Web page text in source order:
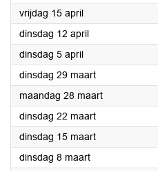
vrijdag 15 april2022
dinsdag 12 april2022
dinsdag 5 april2022
dinsdag 29 maart2022
maandag 28 maart2022
dinsdag 22 maart2022
dinsdag 15 maart2022
dinsdag 8 maart2022